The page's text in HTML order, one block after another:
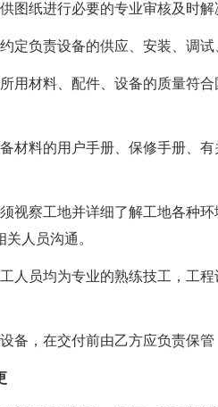
纸进行必要的专业审核及时解
负责设备的供应、安装、调试
材料、配件、设备的质量符合
料的用户手册、保修手册、有
察工地并详细了解工地各种环
人员沟通。
员均为专业的熟练技工，工程
，在交付前由乙方应负责保管